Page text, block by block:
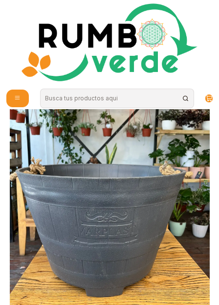
Envío gratis por compras sobre los 59.990 en la provincia de Santiago
Plantas RV - Macetero Barril